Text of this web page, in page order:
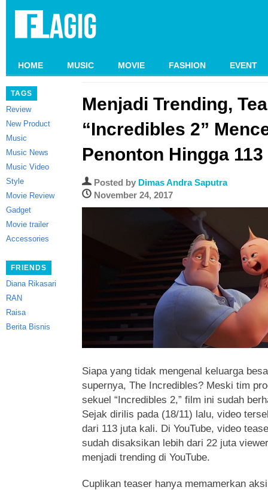
HOME MUSIC MOVIE FASHION EVENT
TAGS
Review
New Product
Music
Music News
Music Video
Style
Movie Review
Gadget
Movie trailer
Accessories
FRIENDS
Diana Rikasari
RAN
Raisa
Berita Bisnis
Menjadi Trending,
“Incredibles 2”
Penonton Hingga
Posted by Dimas Andra Saputra
November 24, 2017
Siapa yang tidak mengenal keluarga
supernya, The Incredibles? Meski tim
sekuel “Incredibles 2,” film ini sudah
Sejak dirilis pada (18/11) lalu, video
dari 113 juta kali. Di YouTube, video
sudah disaksikan lebih dari 22 juta
menjadi trending di YouTube.
Cuplikan teaser hanya memamerkan